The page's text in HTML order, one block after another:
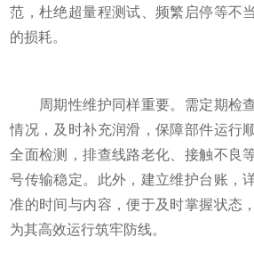
范，杜绝超量程测试、频繁启停等不
的损耗。
周期性维护同样重要。需定期检
情况，及时补充润滑，保障部件运行
全面检测，排查线路老化、接触不良
号传输稳定。此外，建立维护台账，
准的时间与内容，便于及时掌握状态
为其高效运行筑牢防线。